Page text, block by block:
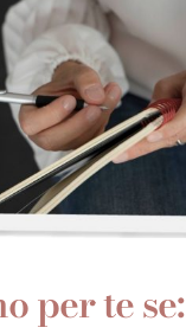
per te se: